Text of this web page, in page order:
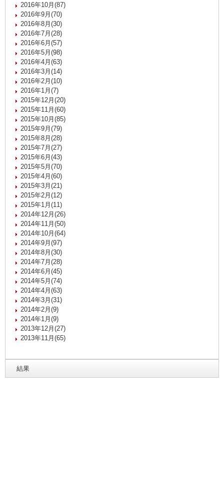
2016年10月(87)
2016年9月(70)
2016年8月(30)
2016年7月(28)
2016年6月(57)
2016年5月(98)
2016年4月(63)
2016年3月(14)
2016年2月(10)
2016年1月(7)
2015年12月(20)
2015年11月(60)
2015年10月(85)
2015年9月(79)
2015年8月(28)
2015年7月(27)
2015年6月(43)
2015年5月(70)
2015年4月(60)
2015年3月(21)
2015年2月(12)
2015年1月(11)
2014年12月(26)
2014年11月(50)
2014年10月(64)
2014年9月(97)
2014年8月(30)
2014年7月(28)
2014年6月(45)
2014年5月(74)
2014年4月(63)
2014年3月(31)
2014年2月(9)
2014年1月(9)
2013年12月(27)
2013年11月(65)
結果